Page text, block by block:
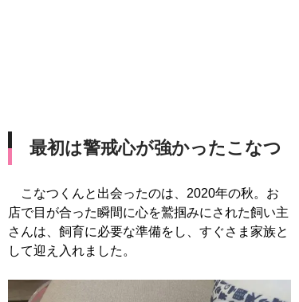
最初は警戒心が強かったこなつ
こなつくんと出会ったのは、2020年の秋。お
店で目が合った瞬間に心を鷲掴みにされた飼い主
さんは、飼育に必要な準備をし、すぐさま家族と
して迎え入れました。